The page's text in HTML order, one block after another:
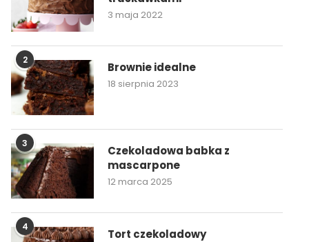
3 maja 2022
2 Brownie idealne
18 sierpnia 2023
3
Czekoladowa babka z
mascarpone
12 marca 2025
4 Tort czekoladowy